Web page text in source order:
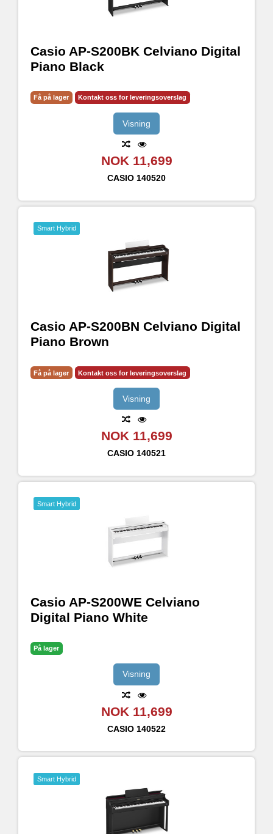
Casio AP-S200BK Celviano Digital
Piano Black
Få på lager Kontakt oss for leveringsoverslag
Visning
NOK 11,699
CASIO 140520
Smart Hybrid
Casio AP-S200BN Celviano Digital
Piano Brown
Få på lager Kontakt oss for leveringsoverslag
Visning
NOK 11,699
CASIO 140521
Smart Hybrid
Casio AP-S200WE Celviano
Digital Piano White
På lager
Visning
NOK 11,699
CASIO 140522
Smart Hybrid